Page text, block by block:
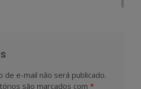
de e-mail não será publicado.
são marcados com *